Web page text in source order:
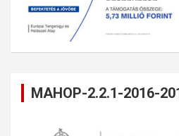
MAHOP-2.2.1-2016-